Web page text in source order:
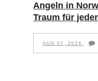
Angeln in
Traum für
AUG 07, 2024